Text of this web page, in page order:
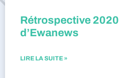
Rétrospective 2020
d’Ewanews
LIRE LA SUITE »